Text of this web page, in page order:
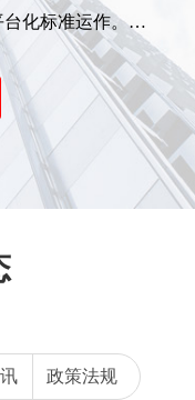
台化标准运作。…
政策法规